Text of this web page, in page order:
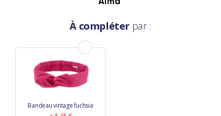
À compléter par :
Bandeau vintage fuchsia